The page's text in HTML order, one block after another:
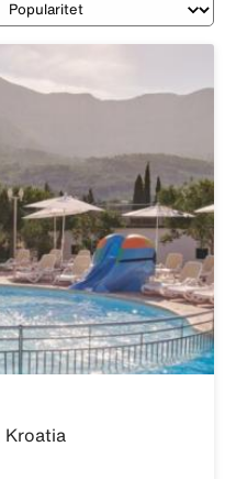
Sortering
Kroatia